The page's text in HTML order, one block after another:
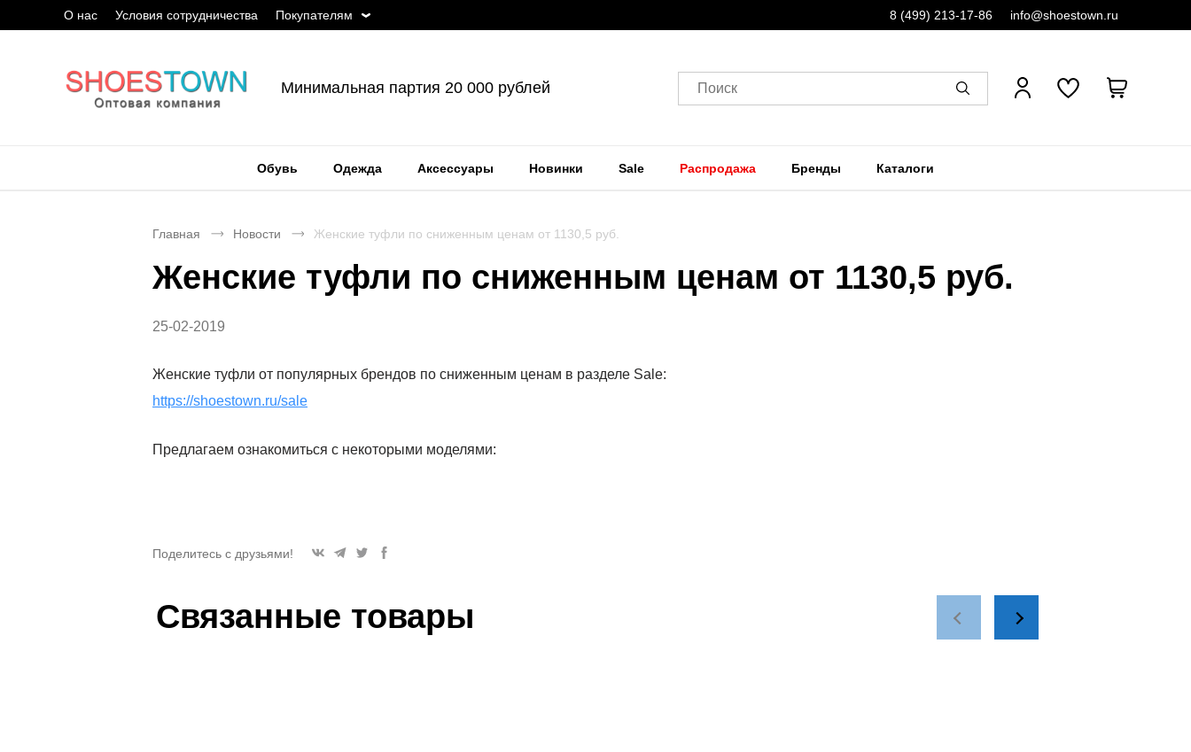
О нас Условия сотрудничества Покупателям 8 (499) 213-17-86 info@shoestown.ru
Минимальная партия 20 000 рублей Поиск
Обувь Одежда Аксессуары Новинки Sale Распродажа Бренды Каталоги
Главная Новости Женские туфли по сниженным ценам от 1130,5 руб.
Женские туфли по сниженным ценам от 1130,5 руб.
25-02-2019
Женские туфли от популярных брендов по сниженным ценам в разделе Sale:
https://shoestown.ru/sale
Предлагаем ознакомиться с некоторыми моделями:
Поделитесь с друзьями!
Связанные товары